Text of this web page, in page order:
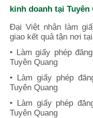
kinh doanh tại Tuyên
Đại Việt nhận làm
giao kết quả tận nơi
• Làm giấy phép
Tuyên Quang
• Làm giấy phép
Tuyên Quang
• Làm giấy phép
Tuyên Quang